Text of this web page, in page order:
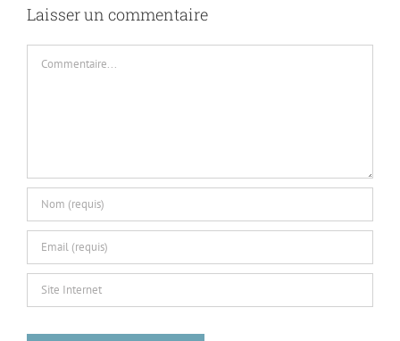
Laisser un commentaire